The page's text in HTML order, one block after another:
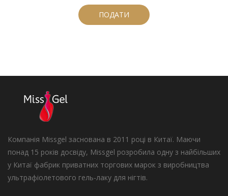
ПОДАТИ
Компанія Missgel заснована в 2011 році в Китаї. Маючи
понад 15 років досвіду, Missgel розробила одну з найбільших
у Китаї фабрик приватних торгових марок з виробництва
ультрафіолетового гель-лаку для нігтів.